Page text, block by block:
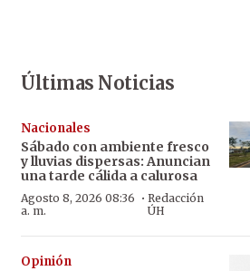
Últimas Noticias
Nacionales
Sábado con ambiente fresco
y lluvias dispersas: Anuncian
una tarde cálida a calurosa
Agosto 8, 2026 08:36
a. m.
·Redacción
ÚH
Opinión